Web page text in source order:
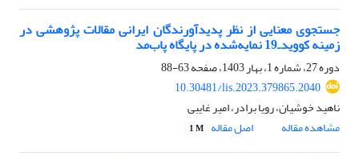
جستجوی معنایی از نظر پدیدآورندگان ایرانی مقالات پژوهشی در
زمینه کوویدـ19 نمایه‌شده در پایگاه پاب‌مد
دوره 27، شماره 1، بهار 1403، صفحه
63-88
10.30481/lis.2023.379865.2040
ناهید خوشیان، رویا برادر، امیر غایبی
مشاهده مقاله
اصل مقاله 1 M